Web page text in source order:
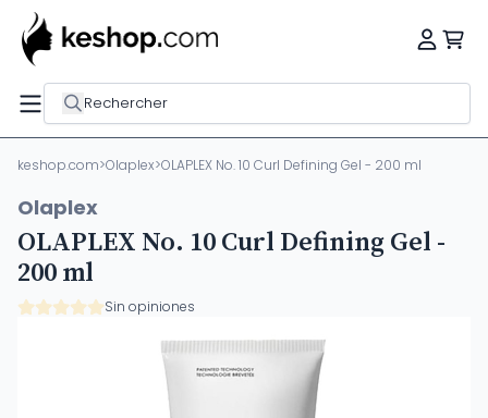
Rechercher
keshop.com>Olaplex>OLAPLEX No. 10 Curl Defining Gel - 200 ml
Olaplex
OLAPLEX No. 10 Curl Defining Gel -
200 ml
Sin opiniones